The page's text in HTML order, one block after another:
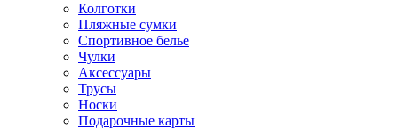
Колготки
Пляжные сумки
Спортивное белье
Чулки
Аксессуары
Трусы
Носки
Подарочные карты